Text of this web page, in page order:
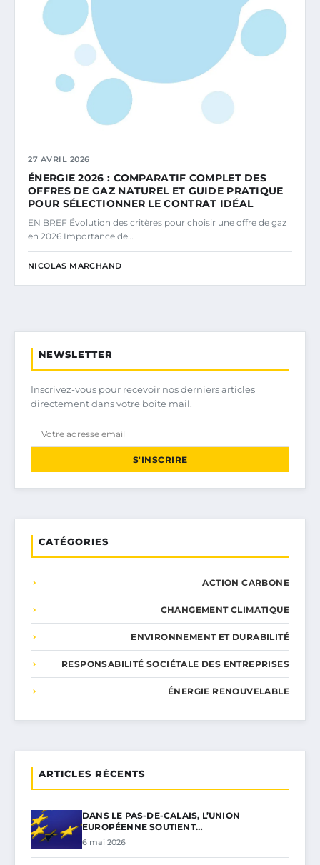
27 AVRIL 2026
ÉNERGIE 2026 : COMPARATIF COMPLET DES
OFFRES DE GAZ NATUREL ET GUIDE PRATIQUE
POUR SÉLECTIONNER LE CONTRAT IDÉAL
EN BREF Évolution des critères pour choisir une offre de gaz
en 2026 Importance de…
NICOLAS MARCHAND
NEWSLETTER
Inscrivez-vous pour recevoir nos derniers articles
directement dans votre boîte mail.
S'INSCRIRE
CATÉGORIES
ACTION CARBONE
CHANGEMENT CLIMATIQUE
ENVIRONNEMENT ET DURABILITÉ
RESPONSABILITÉ SOCIÉTALE DES ENTREPRISES
ÉNERGIE RENOUVELABLE
ARTICLES RÉCENTS
DANS LE PAS-DE-CALAIS, L’UNION
EUROPÉENNE SOUTIENT…
6 mai 2026